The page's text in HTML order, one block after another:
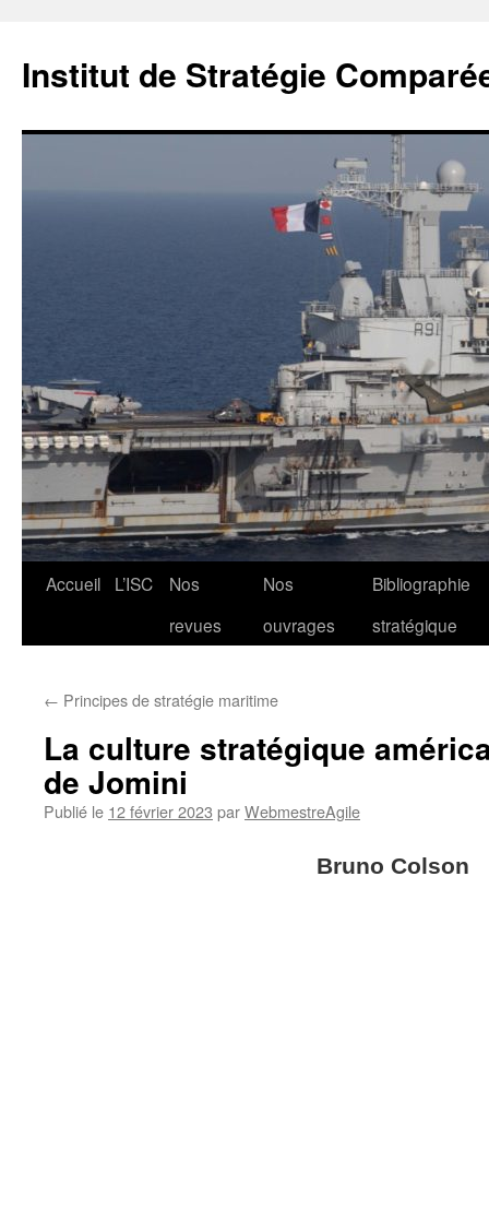
Institut de Stratégie
Aller
Accueil L’ISC
Nos
revues
Nos
ouvrages
Bibliographie
stratégique
← Principes de stratégie maritime
La culture stratégique
de Jomini
Publié le 12 février 2023 parWebmestreAgile
Bruno Colson